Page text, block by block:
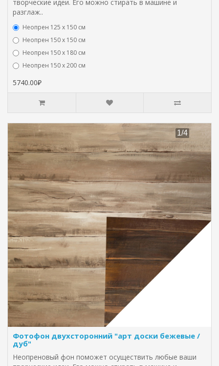
творческие идеи. Его можно стирать в машине и
разглаж..
Неопрен 125 х 150 см
Неопрен 150 х 150 см
Неопрен 150 х 180 см
Hеопрен 150 х 200 см
5740.00₽
Фотофон двухсторонний "арт доски бежевые /
дуб"
Неопреновый фон поможет осуществить любые ваши